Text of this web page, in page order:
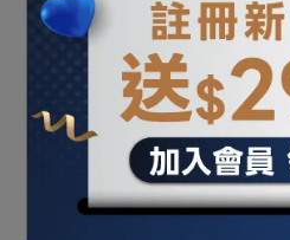
【SHARP夏普】極致系列
5-7坪1級變頻 冷專空調
(AH-36BESH/AU-
36BESH-W)
NT$29,495 NT$34,700
加入購物車